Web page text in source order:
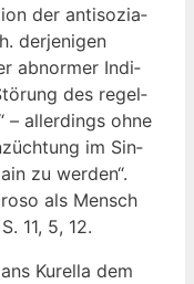
der anti­so­zia­
der­je­ni­gen
abnor­mer Indi­
des regel­
– aller­dings ohne
im Sin­
zu wer­den“.
als Mensch
11, 5, 12.
Kurel­la dem